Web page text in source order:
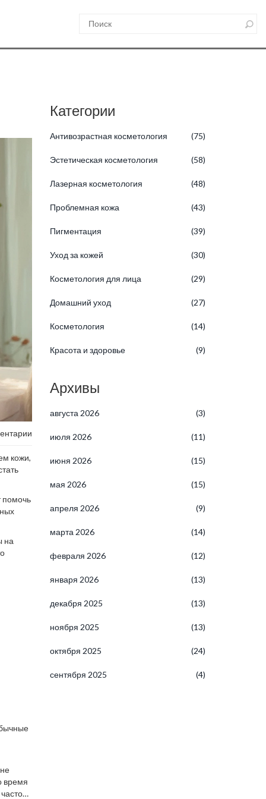
кожи,
помочь
на
время
Категории
Антивозрастная косметология (75)
Эстетическая косметология (58)
Лазерная косметология (48)
Проблемная кожа (43)
Пигментация (39)
Уход за кожей (30)
Косметология для лица (29)
Домашний уход (27)
Косметология (14)
Красота и здоровье (9)
Архивы
августа 2026 (3)
июля 2026 (11)
июня 2026 (15)
мая 2026 (15)
апреля 2026 (9)
марта 2026 (14)
февраля 2026 (12)
января 2026 (13)
декабря 2025 (13)
ноября 2025 (13)
октября 2025 (24)
сентября 2025 (4)